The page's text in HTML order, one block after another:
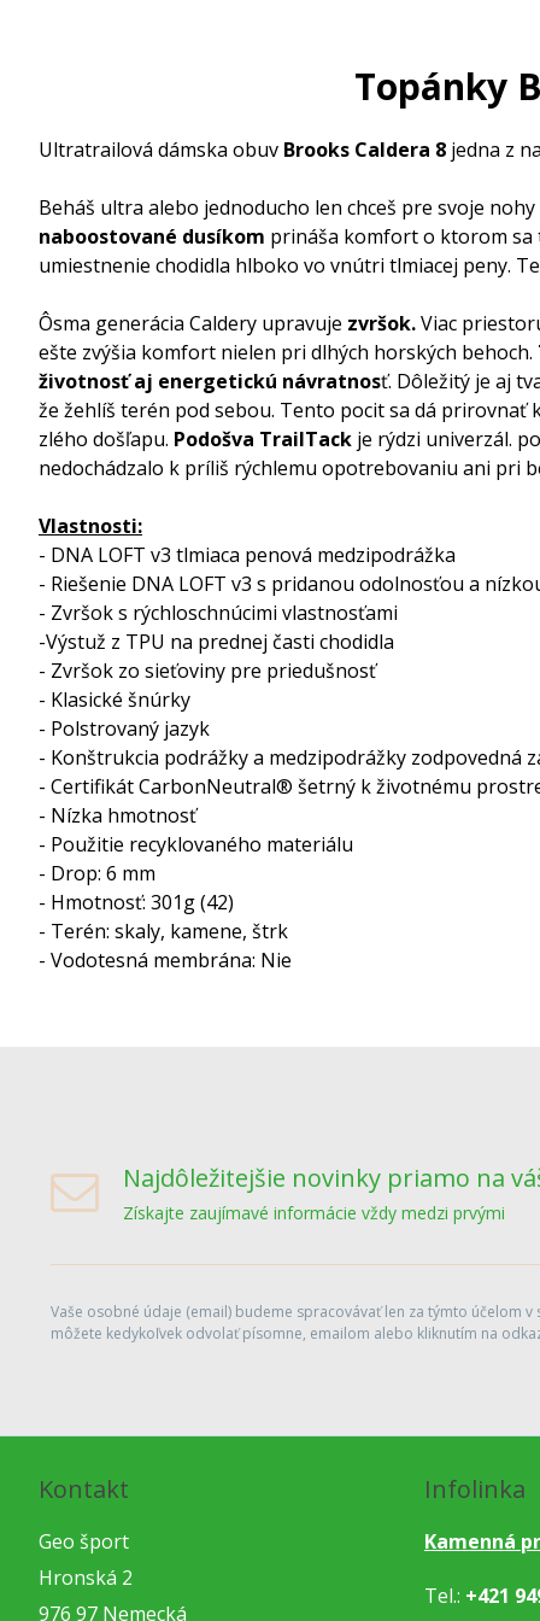
Topánky
Ultratrailová dámska obuv Brooks Caldera 8 jedna z
Beháš ultra alebo jednoducho len chceš pre svoje
naboostované dusíkom prináša komfort o ktorom sa
umiestnenie chodidla hlboko vo vnútri tlmiacej peny.
Ôsma generácia Caldery upravuje zvršok.Viac
ešte zvýšia komfort nielen pri dlhých horských behoch.
životnosť aj energetickú návratnosť. Dôležitý je aj
že žehlíš terén pod sebou. Tento pocit sa dá prirovnať
zlého došľapu. Podošva TrailTack je rýdzi univerzál.
nedochádzalo k príliš rýchlemu opotrebovaniu ani pri
Vlastnosti:
- DNA LOFT v3 tlmiaca penová medzipodrážka
- Riešenie DNA LOFT v3 s pridanou odolnosťou a
- Zvršok s rýchloschnúcimi vlastnosťami
-Výstuž z TPU na prednej časti chodidla
- Zvršok zo sieťoviny pre priedušnosť
- Klasické šnúrky
- Polstrovaný jazyk
- Konštrukcia podrážky a medzipodrážky zodpovedná
- Certifikát CarbonNeutral® šetrný k životnému
- Nízka hmotnosť
- Použitie recyklovaného materiálu
- Drop: 6 mm
- Hmotnosť: 301g (42)
- Terén: skaly, kamene, štrk
- Vodotesná membrána: Nie
Najdôležitejšie novinky priamo na
Získajte zaujímavé informácie vždy medzi prvými
Vaše osobné údaje (email) budeme spracovávať len za týmto účelom
môžete kedykoľvek odvolať písomne, emailom alebo kliknutím na
Kontakt
Geo šport
Hronská 2
976 97 Nemecká
Infolinka
Kamenná
Tel.: +421